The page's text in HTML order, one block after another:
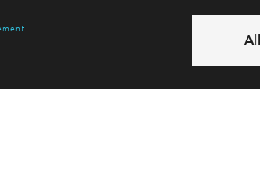
filter